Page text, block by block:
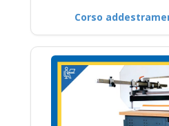
Corso